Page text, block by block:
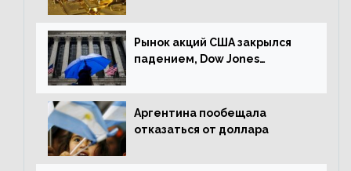
Рынок акций США закрылся
падением, Dow Jones
Аргентина пообещала
отказаться от доллара